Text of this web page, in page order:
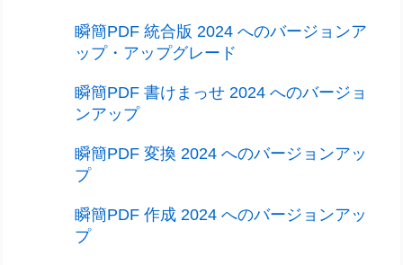
瞬簡PDF 統合版 2024 へのバージョンア
ップ・アップグレード
瞬簡PDF 書けまっせ 2024 へのバージョ
ンアップ
瞬簡PDF 変換 2024 へのバージョンアッ
プ
瞬簡PDF 作成 2024 へのバージョンアッ
プ